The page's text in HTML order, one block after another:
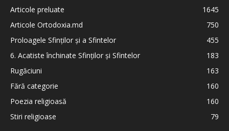
Articole preluate
1645
Articole Ortodoxia.md
750
Proloagele Sfinților și a Sfintelor
455
6. Acatiste închinate Sfinților și Sfintelor
183
Rugăciuni
163
Fără categorie
160
Poezia religioasă
160
Stiri religioase
79